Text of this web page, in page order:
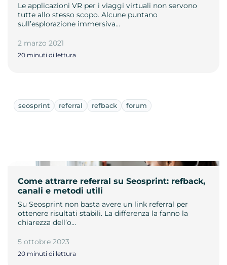
Le applicazioni VR per i viaggi virtuali non servono
tutte allo stesso scopo. Alcune puntano
sull’esplorazione immersiva…
2 marzo 2021
20 minuti di lettura
seosprint referral refback forum
Come attrarre referral su Seosprint: refback,
canali e metodi utili
Su Seosprint non basta avere un link referral per
ottenere risultati stabili. La differenza la fanno la
chiarezza dell’o…
5 ottobre 2023
20 minuti di lettura